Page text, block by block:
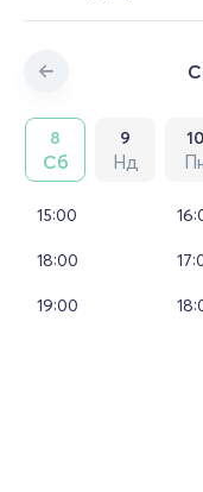
8
Сб
9
Нд
10
15:00
18:00
19:00